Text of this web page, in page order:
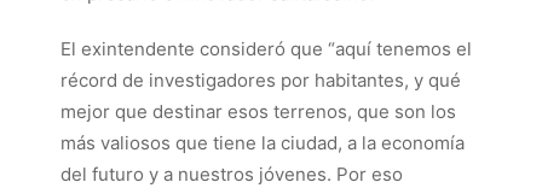
El exintendente consideró que “aquí tenemos el
récord de investigadores por habitantes, y qué
mejor que destinar esos terrenos, que son los
más valiosos que tiene la ciudad, a la economía
del futuro y a nuestros jóvenes. Por eso